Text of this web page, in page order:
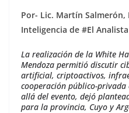
Por- Lic. Martín
Inteligencia de #El Analista
La realización de la White
Mendoza permitió discutir
artificial, criptoactivos,
cooperación público-
allá del evento, dejó
para la provincia, Cuyo y